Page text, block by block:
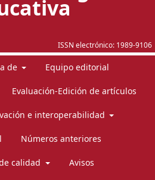
ISSN electrónico: 1989-9106
de Equipo editorial
Evaluación-Edición de artículos
e interoperabilidad
Números anteriores
calidad Avisos